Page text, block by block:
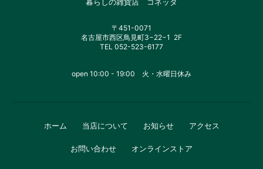
暮らしの雑貨店 コネッタ
〒451-0071
名古屋市西区鳥見町3−22−1 2F
TEL 052-523-6177
open 10:00 - 19:00 火・水曜日休み
ホーム 当店について お知らせ アクセス
お問い合わせ オンラインストア